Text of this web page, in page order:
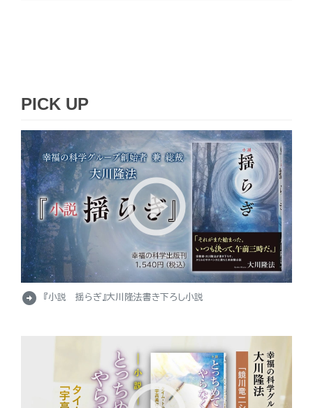
PICK UP
arrow_circle_right 『小説 揺らぎ』大川隆法書き下ろし小説